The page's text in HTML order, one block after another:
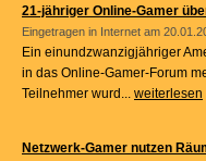
21-jähriger Online-Gamer
Eingetragen in Internet am
Ein einundzwanzigjähriger
in das Online-Gamer-Forum
Teilnehmer wurd... weiterlesen
Netzwerk-Gamer nutzen